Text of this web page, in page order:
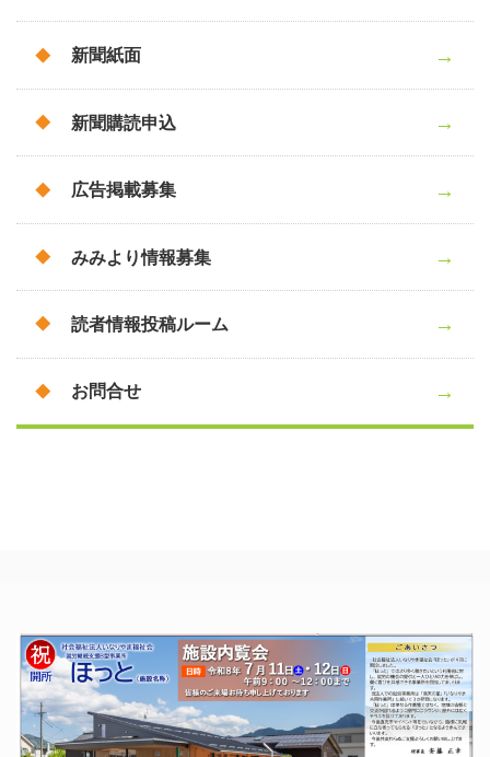
新聞紙面
新聞購読申込
広告掲載募集
みみより情報募集
読者情報投稿ルーム
お問合せ